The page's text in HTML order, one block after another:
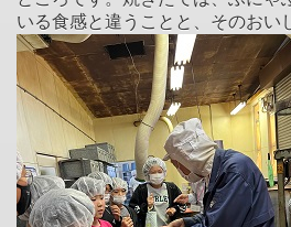
いる食感と違うことと、そのおい